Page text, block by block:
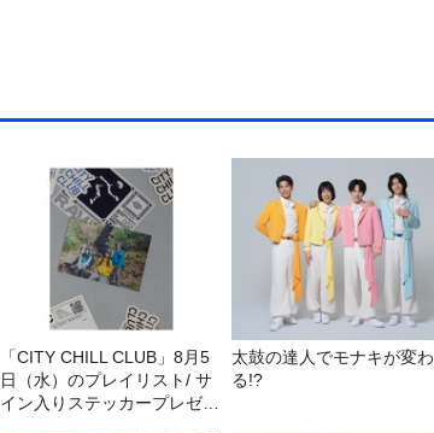
「CITY CHILL CLUB」8月5
日（水）のプレイリスト/ サ
イン入りステッカープレゼン
太鼓の達人でモナキが変わ
る!?